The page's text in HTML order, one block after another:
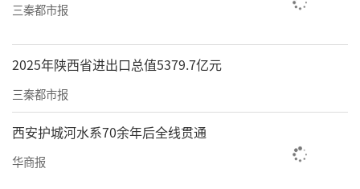
三秦都市报
2025年陕西省进出口总值5379.7亿元
三秦都市报
西安护城河水系70余年后全线贯通
华商报